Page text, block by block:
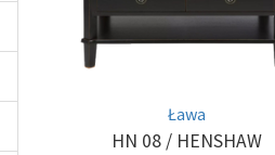
Ława
HN 08 / HENSHAW